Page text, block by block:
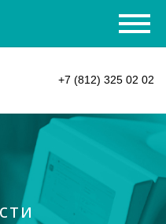
+7 (812) 325 02 02